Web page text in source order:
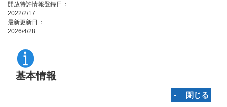
開放特許情報登録日：
2022/2/17
最新更新日：
2026/4/28
基本情報
‐ 閉じる